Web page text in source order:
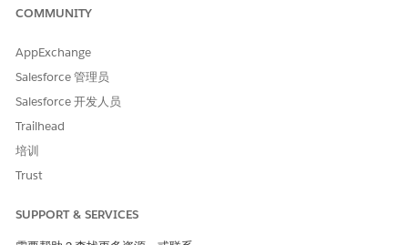
COMMUNITY
AppExchange
Salesforce 管理员
Salesforce 开发人员
Trailhead
培训
Trust
SUPPORT & SERVICES